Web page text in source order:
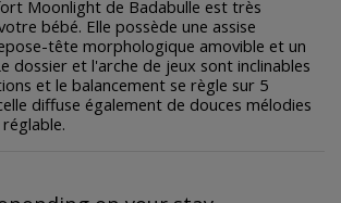
Moonlight de Badabulle est très
bébé. Elle possède une assise
tête morphologique amovible et un
dossier et l'arche de jeux sont inclinables
et le balancement se règle sur 5
diffuse également de douces mélodies